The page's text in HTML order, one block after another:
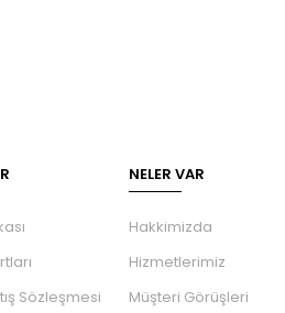
Sözleşmesi
NELER VAR
Hakkimizda
Hizmetlerimiz
Müşteri Görüşleri